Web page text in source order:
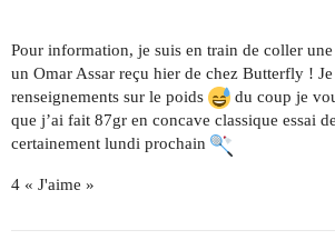
Pour information, je suis en train de coller
un Omar Assar reçu hier de chez Butterfly ! Je
renseignements sur le poids
du coup je
que j’ai fait 87gr en concave classique essai
certainement lundi prochain
4 « J'aime »